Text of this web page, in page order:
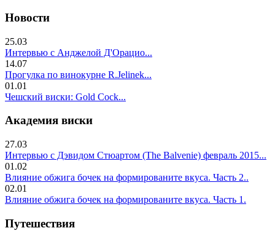
Новости
25.03
Интервью с Анджелой Д'Орацио...
14.07
Прогулка по винокурне R.Jelinek...
01.01
Чешский виски: Gold Cock...
Академия виски
27.03
Интервью с Дэвидом Стюартом (The Balvenie) февраль 2015...
01.02
Влияние обжига бочек на формированите вкуса. Часть 2..
02.01
Влияние обжига бочек на формированите вкуса. Часть 1.
Путешествия